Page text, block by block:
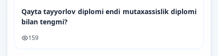
Qayta tayyorlov diplomi endi mutaxassislik diplomi
bilan tengmi?
159